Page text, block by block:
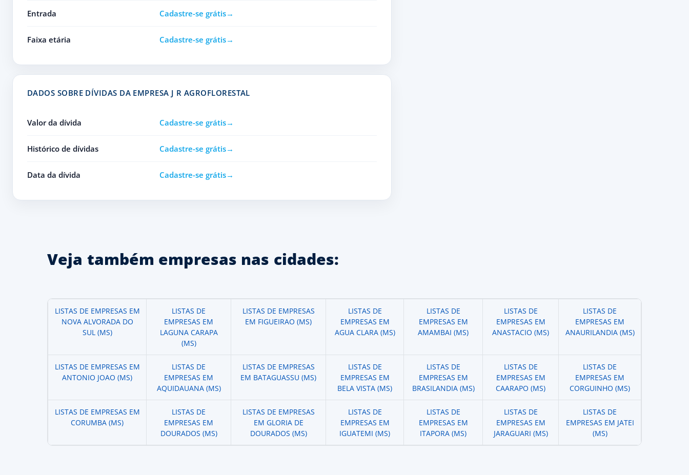
Entrada Cadastre-se grátis
Faixa etária Cadastre-se grátis
DADOS SOBRE DÍVIDAS DA EMPRESA J R AGROFLORESTAL
Valor da dívida Cadastre-se grátis
Histórico de dívidas Cadastre-se grátis
Data da dívida Cadastre-se grátis
Veja também empresas nas cidades:
LISTAS DE EMPRESAS EM
NOVA ALVORADA DO
SUL (MS)
LISTAS DE
EMPRESAS EM
LAGUNA CARAPA
(MS)
LISTAS DE EMPRESAS
EM FIGUEIRAO (MS)
LISTAS DE
EMPRESAS EM
AGUA CLARA (MS)
LISTAS DE
EMPRESAS EM
AMAMBAI (MS)
LISTAS DE
EMPRESAS EM
ANASTACIO (MS)
LISTAS DE
EMPRESAS EM
ANAURILANDIA (MS)
LISTAS DE EMPRESAS EM
ANTONIO JOAO (MS)
LISTAS DE
EMPRESAS EM
AQUIDAUANA (MS)
LISTAS DE EMPRESAS
EM BATAGUASSU (MS)
LISTAS DE
EMPRESAS EM
BELA VISTA (MS)
LISTAS DE
EMPRESAS EM
BRASILANDIA (MS)
LISTAS DE
EMPRESAS EM
CAARAPO (MS)
LISTAS DE
EMPRESAS EM
CORGUINHO (MS)
LISTAS DE EMPRESAS EM
CORUMBA (MS)
LISTAS DE
EMPRESAS EM
DOURADOS (MS)
LISTAS DE EMPRESAS
EM GLORIA DE
DOURADOS (MS)
LISTAS DE
EMPRESAS EM
IGUATEMI (MS)
LISTAS DE
EMPRESAS EM
ITAPORA (MS)
LISTAS DE
EMPRESAS EM
JARAGUARI (MS)
LISTAS DE
EMPRESAS EM JATEI
(MS)